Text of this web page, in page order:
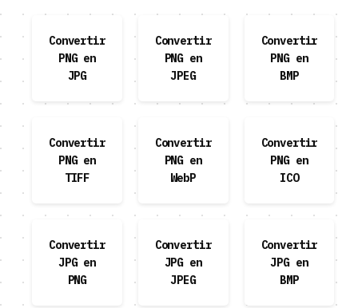
Convertir
PNG en
JPG
Convertir
PNG en
JPEG
Convertir
PNG en
BMP
Convertir
PNG en
TIFF
Convertir
PNG en
WebP
Convertir
PNG en
ICO
Convertir
JPG en
PNG
Convertir
JPG en
JPEG
Convertir
JPG en
BMP